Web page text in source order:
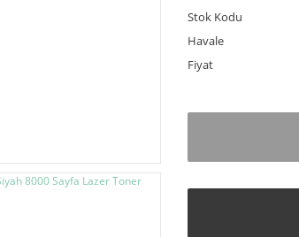
Stok Kodu
Havale
Fiyat